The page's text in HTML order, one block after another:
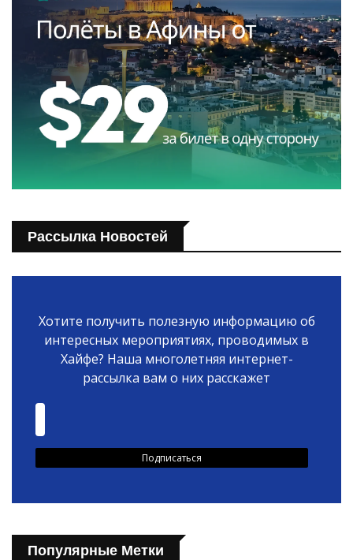
Рассылка Новостей
Хотите получить полезную информацию об
интересных мероприятиях, проводимых в
Хайфе? Наша многолетняя интернет-
рассылка вам о них расскажет
Популярные Метки